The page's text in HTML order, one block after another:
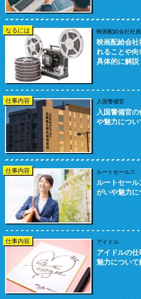
なるには 映画配給会社社員
映画配給会
れることや
具体的に解説
仕事内容 入国警備官
入国警備官
や魅力につい
仕事内容 ルートセールス
ルートセール
がいや魅力に
仕事内容 アイドル
アイドルの
魅力について